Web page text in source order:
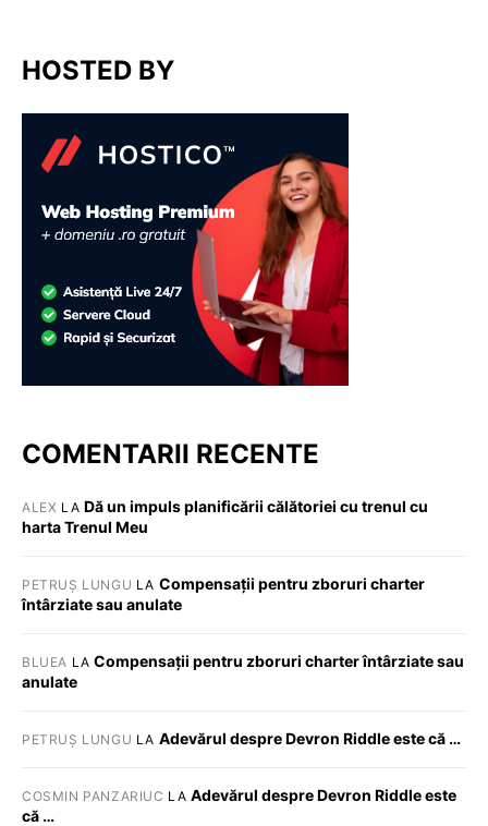
HOSTED BY
COMENTARII RECENTE
ALEX LA Dă un impuls planificării călătoriei cu trenul cu
harta Trenul Meu
PETRUȘ LUNGU LA Compensații pentru zboruri charter
întârziate sau anulate
BLUEA LACompensații pentru zboruri charter întârziate sau
anulate
PETRUȘ LUNGU LA Adevărul despre Devron Riddle este că …
COSMIN PANZARIUC LA Adevărul despre Devron Riddle este
că …